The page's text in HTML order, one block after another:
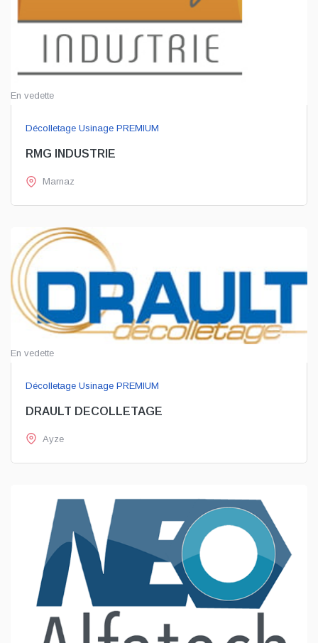
En vedette
Décolletage Usinage PREMIUM
RMG INDUSTRIE
Marnaz
En vedette
Décolletage Usinage PREMIUM
DRAULT DECOLLETAGE
Ayze